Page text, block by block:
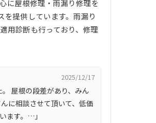
に屋根修理・雨漏り修理を
提供しています。雨漏り
用診断も行っており、修理
2025/12/17
屋根の段差があり、みん
に相談させて頂いて、低価
ます。…」